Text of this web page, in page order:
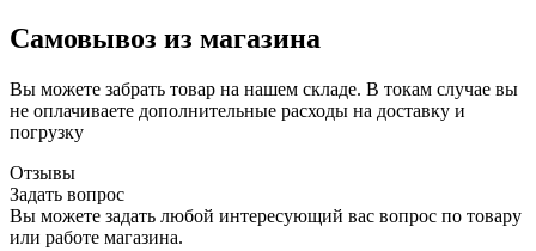
Самовывоз из магазина
Вы можете забрать товар на нашем складе. В токам случае вы
не оплачиваете дополнительные расходы на доставку и
погрузку
Отзывы
Задать вопрос
Вы можете задать любой интересующий вас вопрос по товару
или работе магазина.